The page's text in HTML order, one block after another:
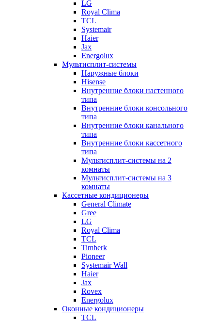
LG
Royal Clima
TCL
Systemair
Haier
Jax
Energolux
Мультисплит-системы
Наружные блоки
Hisense
Внутренние блоки настенного
типа
Внутренние блоки консольного
типа
Внутренние блоки канального
типа
Внутренние блоки кассетного
типа
Мультисплит-системы на 2
комнаты
Мультисплит-системы на 3
комнаты
Кассетные кондиционеры
General Climate
Gree
LG
Royal Clima
TCL
Timberk
Pioneer
Systemair Wall
Haier
Jax
Rovex
Energolux
Оконные кондиционеры
TCL